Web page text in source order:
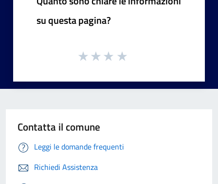
su questa pagina?
Contatta il comune
Leggi le domande frequenti
Richiedi Assistenza